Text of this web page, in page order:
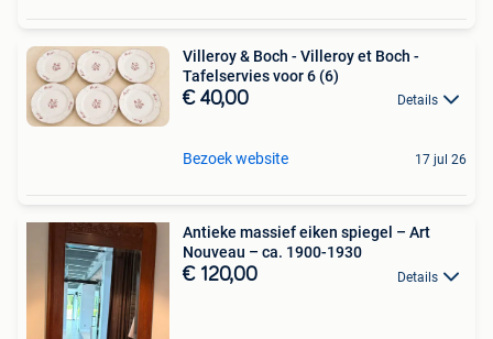
Villeroy & Boch - Villeroy et Boch -
Tafelservies voor 6 (6)
€ 40,00 Details
Bezoek website 17 jul 26
Antieke massief eiken spiegel – Art
Nouveau – ca. 1900-1930
€ 120,00 Details